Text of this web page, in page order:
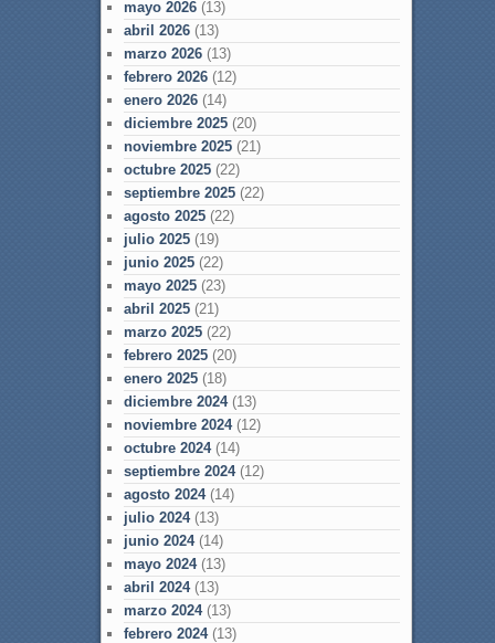
mayo 2026(13)
abril 2026(13)
marzo 2026(13)
febrero 2026(12)
enero 2026(14)
diciembre 2025(20)
noviembre 2025(21)
octubre 2025(22)
septiembre 2025(22)
agosto 2025(22)
julio 2025(19)
junio 2025(22)
mayo 2025(23)
abril 2025(21)
marzo 2025(22)
febrero 2025(20)
enero 2025(18)
diciembre 2024(13)
noviembre 2024(12)
octubre 2024(14)
septiembre 2024(12)
agosto 2024(14)
julio 2024(13)
junio 2024(14)
mayo 2024(13)
abril 2024(13)
marzo 2024(13)
febrero 2024(13)